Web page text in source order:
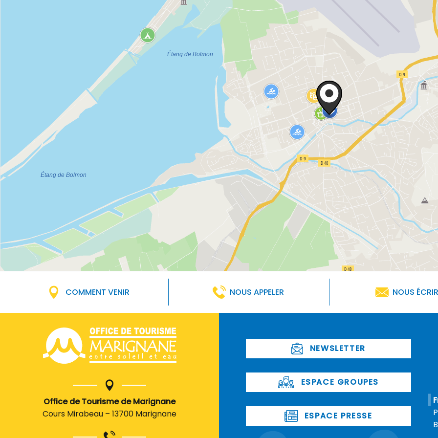
COMMENT VENIR NOUS APPELER NOUS
Office de Tourisme de Marignane
Cours Mirabeau – 13700 Marignane
NEWSLETTER
ESPACE GROUPES
ESPACE PRESSE